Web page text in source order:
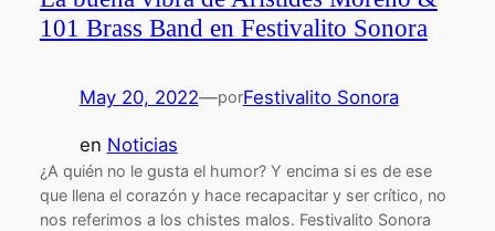
101 Brass Band en Festivalito Sonora
May 20, 2022—porFestivalito Sonora
en Noticias
¿A quién no le gusta el humor? Y encima si es de ese
que llena el corazón y hace recapacitar y ser crítico, no
nos referimos a los chistes malos. Festivalito Sonora